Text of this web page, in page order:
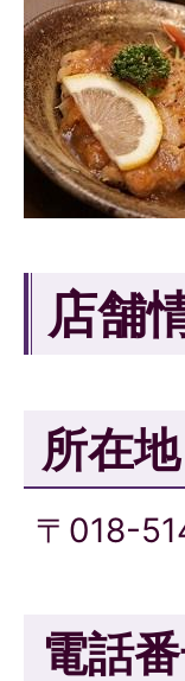
店舗
所在地
〒018-
電話